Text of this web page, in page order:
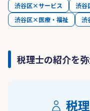
渋谷区×サービス
渋谷
渋谷区×医療・福祉
渋
税理士の紹介を
税